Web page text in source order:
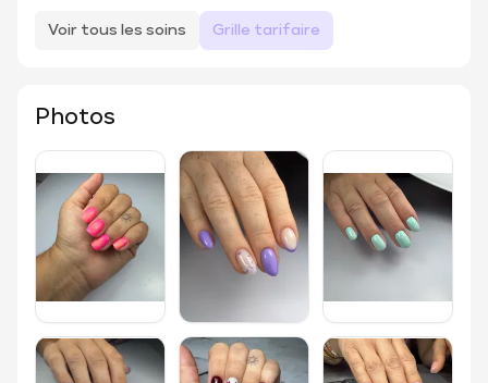
Voir tous les soins Grille tarifaire
Photos